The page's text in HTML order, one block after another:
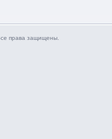
права защищены.